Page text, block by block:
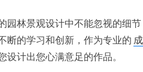
园林景观设计中不能忽视的细
断的学习和创新，作为专业的
计出您心满意足的作品。